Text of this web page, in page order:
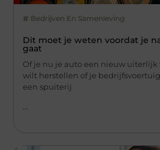
Bedrijven En Samenleving
Dit moet je weten voordat je
gaat
Of je nu je auto een nieuw uiterlijk
wilt herstellen of je
een spuiterij